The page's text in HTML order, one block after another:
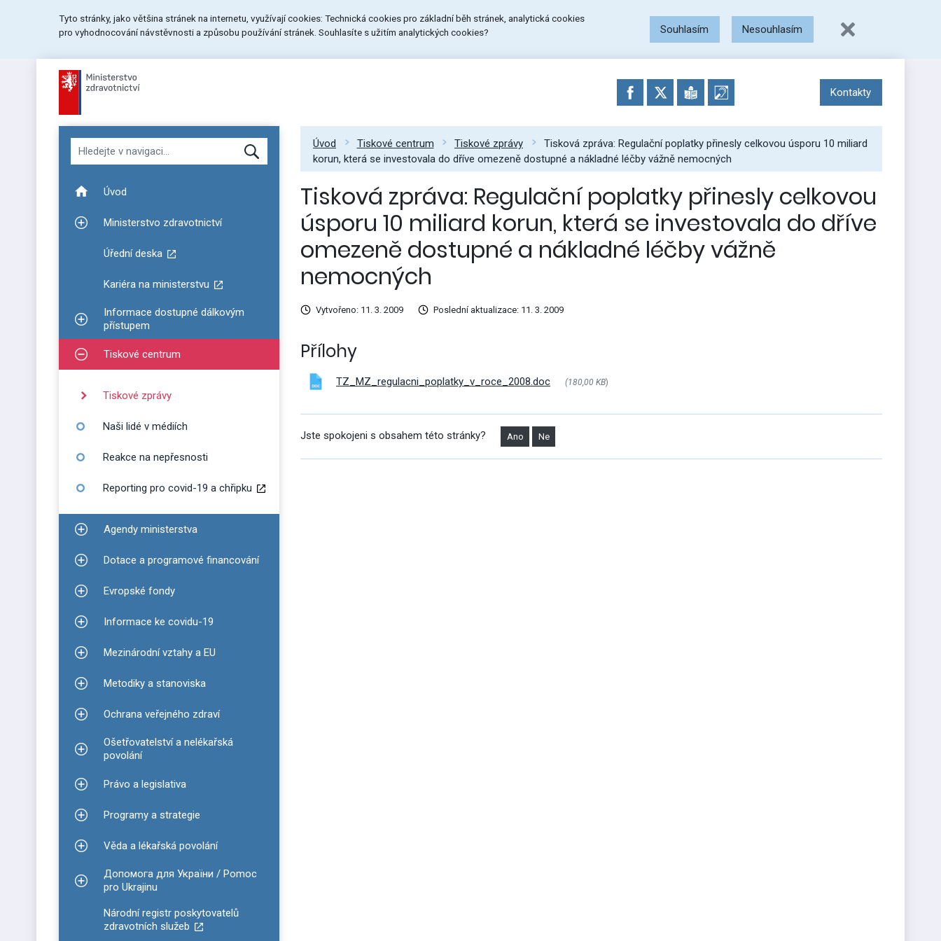
Tyto stránky, jako většina stránek na internetu, využívají cookies: Technická cookies pro základní běh stránek, analytická cookies
pro vyhodnocování návstěvnosti a způsobu používání stránek. Souhlasíte s užitím analytických cookies?
Souhlasím Nesouhlasím
Kontakty
Hledat v navigaci
Úvod
Zobrazit podmenu pro Ministerstvo zdravotnictví
Ministerstvo zdravotnictví
Úřední deska
Kariéra na ministerstvu
Zobrazit podmenu pro Informace dostupné dálkovým přístupem
Informace dostupné dálkovým
přístupem
Zobrazit podmenu pro Tiskové centrum
Tiskové centrum
Tiskové zprávy
Naši lidé v médiích
Reakce na nepřesnosti
Reporting pro covid-19 a chřipku
Zobrazit podmenu pro Agendy ministerstva
Agendy ministerstva
Zobrazit podmenu pro Dotace a programové financování
Dotace a programové financování
Zobrazit podmenu pro Evropské fondy
Evropské fondy
Zobrazit podmenu pro Informace ke covidu-19
Informace ke covidu-19
Zobrazit podmenu pro Mezinárodní vztahy a EU
Mezinárodní vztahy a EU
Zobrazit podmenu pro Metodiky a stanoviska
Metodiky a stanoviska
Zobrazit podmenu pro Ochrana veřejného zdraví
Ochrana veřejného zdraví
Zobrazit podmenu pro Ošetřovatelství a nelékařská povolání
Ošetřovatelství a nelékařská
povolání
Zobrazit podmenu pro Právo a legislativa
Právo a legislativa
Zobrazit podmenu pro Programy a strategie
Programy a strategie
Zobrazit podmenu pro Věda a lékařská povolání
Věda a lékařská povolání
Zobrazit podmenu pro Допомога для України / Pomoc pro Ukrajinu
Допомога для України / Pomoc
pro Ukrajinu
Národní registr poskytovatelů
zdravotních služeb
Úvod Tiskové centrum Tiskové zprávy
Tisková zpráva: Regulační poplatky přinesly celkovou úsporu 10 miliard
korun, která se investovala do dříve omezeně dostupné a nákladné léčby vážně nemocných
Tisková zpráva: Regulační poplatky přinesly celkovou
úsporu 10 miliard korun, která se investovala do dříve
omezeně dostupné a nákladné léčby vážně
nemocných
Vytvořeno: 11. 3. 2009 Poslední aktualizace: 11. 3. 2009
Přílohy
TZ_MZ_regulacni_poplatky_v_roce_2008.doc (180,00 KB)
Jste spokojeni s obsahem této stránky? Ano Ne